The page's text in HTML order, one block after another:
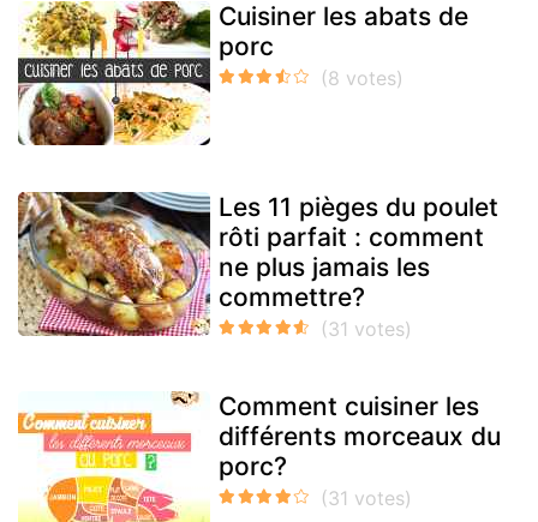
Cuisiner les abats de
porc
Les 11 pièges du poulet
rôti parfait : comment
ne plus jamais les
commettre?
Comment cuisiner les
différents morceaux du
porc?